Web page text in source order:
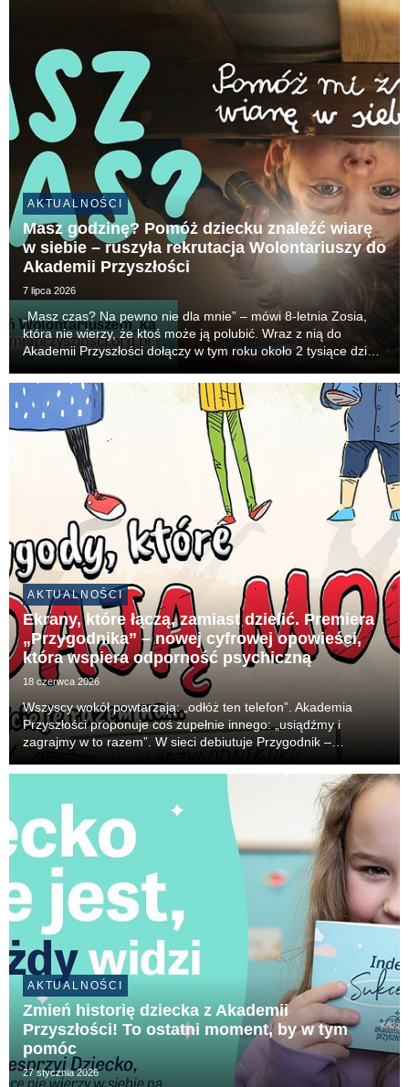
AKTUALNOŚCI
Masz godzinę? Pomóż dziecku znaleźć wiarę
w siebie – ruszyła rekrutacja Wolontariuszy do
Akademii Przyszłości
7 lipca 2026
„Masz czas? Na pewno nie dla mnie” – mówi 8-letnia Zosia,
która nie wierzy, że ktoś może ją polubić. Wraz z nią do
Akademii Przyszłości dołączy w tym roku około 2 tysiące dzieci
Wolontariusza. To oni poprzez indywidualn...
AKTUALNOŚCI
Ekrany, które łączą, zamiast dzielić. Premiera
„Przygodnika” – nowej cyfrowej opowieści,
która wspiera odporność psychiczną
18 czerwca 2026
Wszyscy wokół powtarzają: „odłóż ten telefon”. Akademia
Przyszłości proponuje coś zupełnie innego: „usiądźmy i
zagrajmy w to razem”. W sieci debiutuje Przygodnik –
lat. Zamiast przebodźcowującej dopaminy, oferu...
AKTUALNOŚCI
Zmień historię dziecka z Akademii
Przyszłości! To ostatni moment, by w tym
pomóc
27 stycznia 2026